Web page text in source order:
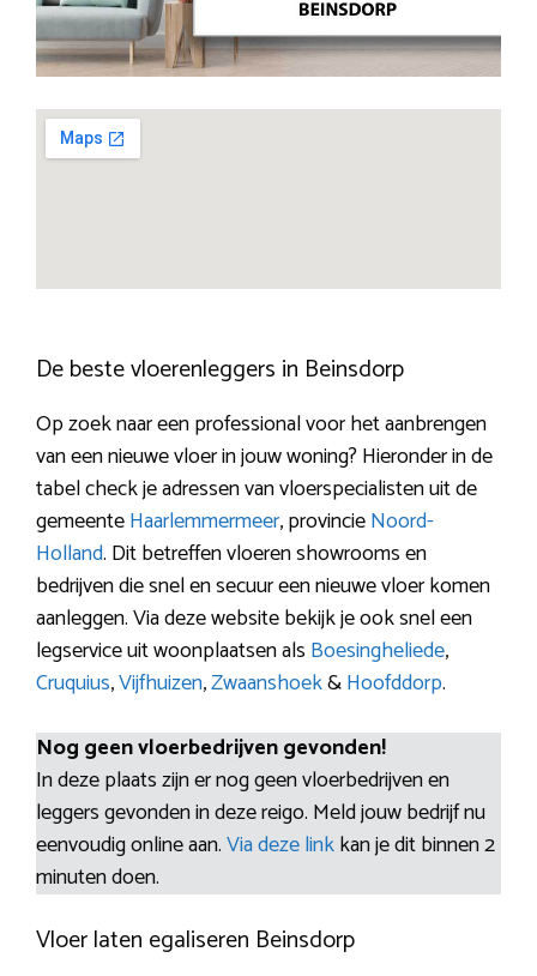
De beste vloerenleggers in Beinsdorp
Op zoek naar een professional voor het aanbrengen
van een nieuwe vloer in jouw woning? Hieronder in de
tabel check je adressen van vloerspecialisten uit de
gemeenteHaarlemmermeer, provincieNoord-
Holland. Dit betreffen vloeren showrooms en
bedrijven die snel en secuur een nieuwe vloer komen
aanleggen. Via deze website bekijk je ook snel een
legservice uit woonplaatsen als Boesingheliede,
Cruquius,Vijfhuizen,Zwaanshoek&Hoofddorp.
Nog geen vloerbedrijven gevonden!
In deze plaats zijn er nog geen vloerbedrijven en
leggers gevonden in deze reigo. Meld jouw bedrijf nu
eenvoudig online aan.Via deze linkkan je dit binnen 2
minuten doen.
Vloer laten egaliseren Beinsdorp